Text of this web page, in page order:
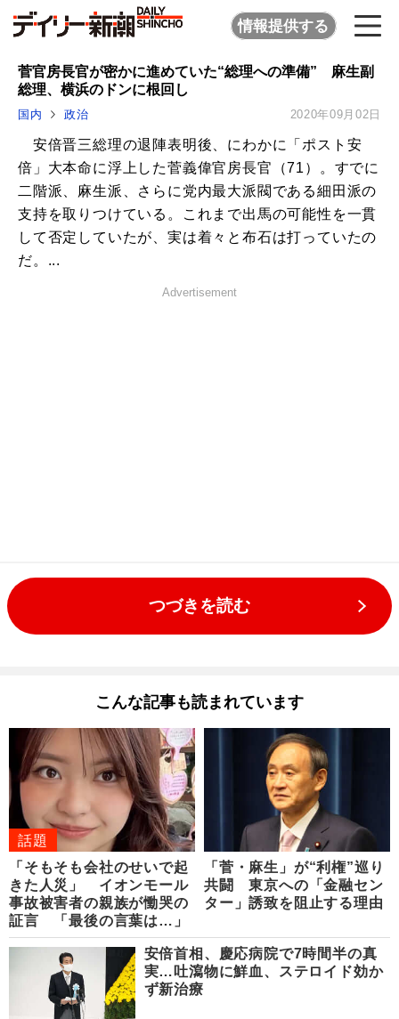
情報提供する
菅官房長官が密かに進めていた“総理への準備” 麻生副
総理、横浜のドンに根回し
国内 政治 2020年09月02日
安倍晋三総理の退陣表明後、にわかに「ポスト安
倍」大本命に浮上した菅義偉官房長官（71）。すでに
二階派、麻生派、さらに党内最大派閥である細田派の
支持を取りつけている。これまで出馬の可能性を一貫
して否定していたが、実は着々と布石は打っていたの
だ。...
Advertisement
つづきを読む
こんな記事も読まれています
話題
「そもそも会社のせいで起
きた人災」 イオンモール
事故被害者の親族が慟哭の
証言 「最後の言葉は…」
「菅・麻生」が“利権”巡り
共闘 東京への「金融セン
ター」誘致を阻止する理由
安倍首相、慶応病院で7時間半の真
実…吐瀉物に鮮血、ステロイド効か
ず新治療